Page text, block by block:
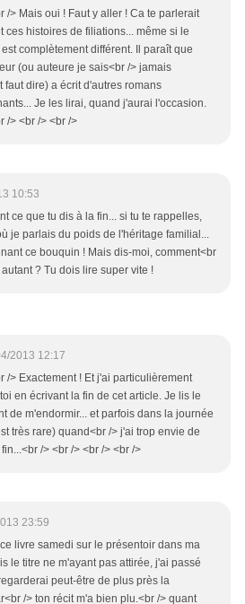
/> Mais oui ! Faut y aller ! Ca te parlerait
ces histoires de filiations... même si le
complètement différent. Il paraît que
(ou auteure je sais<br /> jamais
faut dire) a écrit d'autres romans
Je les lirai, quand j'aurai l'occasion.
/> <br /> <br />
10:53
ce que tu dis à la fin... si tu te rappelles,
je parlais du poids de l'héritage familial...
ce bouquin ! Mais dis-moi, comment<br
? Tu dois lire super vite !
2013 12:17
/> Exactement ! Et j'ai particulièrement
en écrivant la fin de cet article. Je lis le
de m'endormir... et parfois dans la journée
très rare) quand<br /> j'ai trop envie de
/> <br /> <br /> <br />
23:59
livre samedi sur le présentoir dans ma
le titre ne m'ayant pas attirée, j'ai passé
peut-être de plus près la
/> ton récit m'a bien plu.<br /> quant